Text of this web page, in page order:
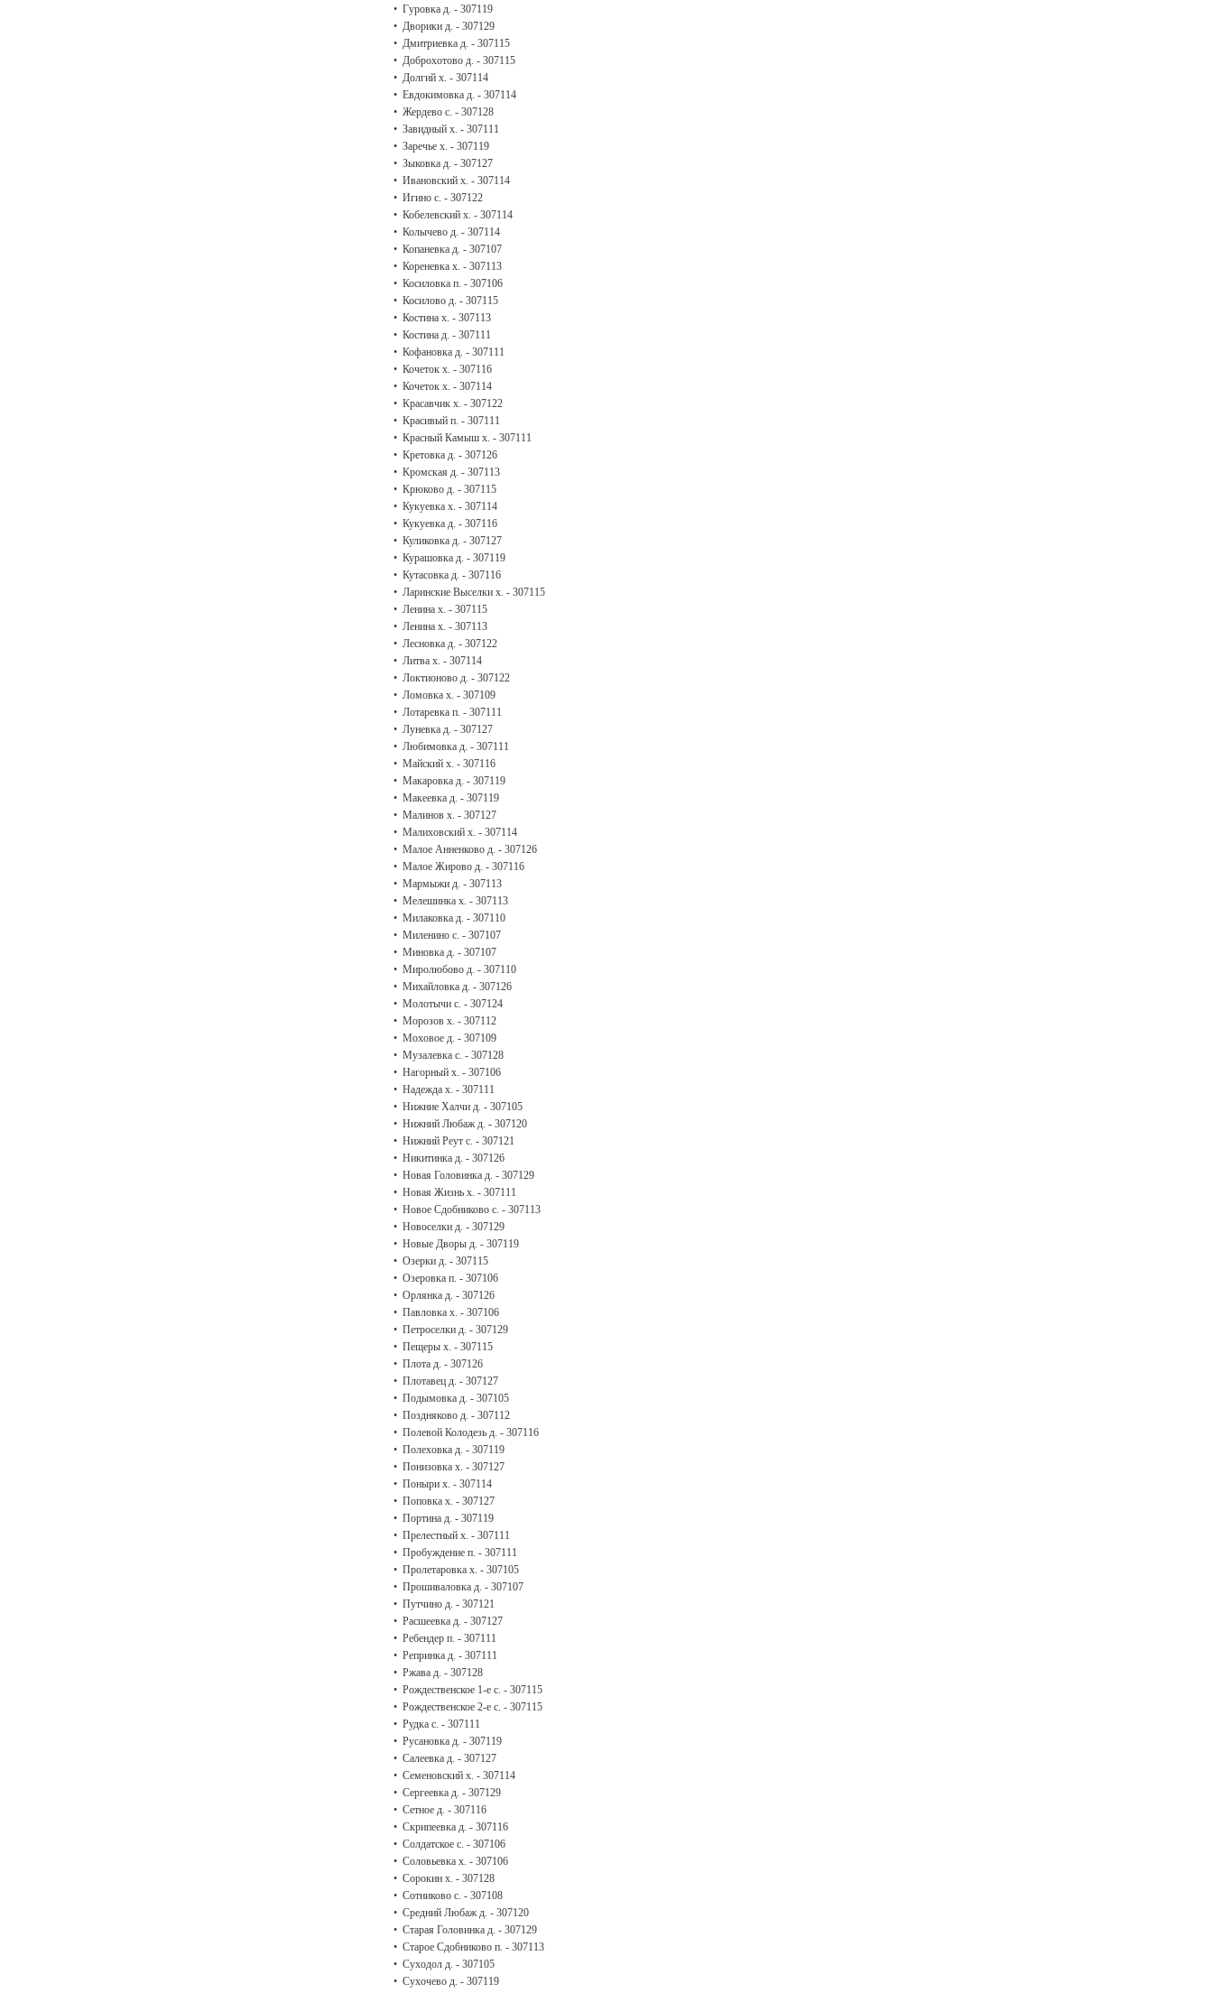
Гуровка д. - 307119
Дворики д. - 307129
Дмитриевка д. - 307115
Доброхотово д. - 307115
Долгий х. - 307114
Евдокимовка д. - 307114
Жердево с. - 307128
Завидный х. - 307111
Заречье х. - 307119
Зыковка д. - 307127
Ивановский х. - 307114
Игино с. - 307122
Кобелевский х. - 307114
Колычево д. - 307114
Копаневка д. - 307107
Кореневка х. - 307113
Косиловка п. - 307106
Косилово д. - 307115
Костина х. - 307113
Костина д. - 307111
Кофановка д. - 307111
Кочеток х. - 307116
Кочеток х. - 307114
Красавчик х. - 307122
Красивый п. - 307111
Красный Камыш х. - 307111
Кретовка д. - 307126
Кромская д. - 307113
Крюково д. - 307115
Кукуевка х. - 307114
Кукуевка д. - 307116
Куликовка д. - 307127
Курашовка д. - 307119
Кутасовка д. - 307116
Ларинские Выселки х. - 307115
Ленина х. - 307115
Ленина х. - 307113
Лесновка д. - 307122
Литва х. - 307114
Локтионово д. - 307122
Ломовка х. - 307109
Лотаревка п. - 307111
Луневка д. - 307127
Любимовка д. - 307111
Майский х. - 307116
Макаровка д. - 307119
Макеевка д. - 307119
Малинов х. - 307127
Малиховский х. - 307114
Малое Анненково д. - 307126
Малое Жирово д. - 307116
Мармыжи д. - 307113
Мелешинка х. - 307113
Милаковка д. - 307110
Миленино с. - 307107
Миновка д. - 307107
Миролюбово д. - 307110
Михайловка д. - 307126
Молотычи с. - 307124
Морозов х. - 307112
Моховое д. - 307109
Музалевка с. - 307128
Нагорный х. - 307106
Надежда х. - 307111
Нижние Халчи д. - 307105
Нижний Любаж д. - 307120
Нижний Реут с. - 307121
Никитинка д. - 307126
Новая Головинка д. - 307129
Новая Жизнь х. - 307111
Новое Сдобниково с. - 307113
Новоселки д. - 307129
Новые Дворы д. - 307119
Озерки д. - 307115
Озеровка п. - 307106
Орлянка д. - 307126
Павловка х. - 307106
Петроселки д. - 307129
Пещеры х. - 307115
Плота д. - 307126
Плотавец д. - 307127
Подымовка д. - 307105
Поздняково д. - 307112
Полевой Колодезь д. - 307116
Полеховка д. - 307119
Понизовка х. - 307127
Поныри х. - 307114
Поповка х. - 307127
Портина д. - 307119
Прелестный х. - 307111
Пробуждение п. - 307111
Пролетаровка х. - 307105
Прошиваловка д. - 307107
Путчино д. - 307121
Расшеевка д. - 307127
Ребендер п. - 307111
Репринка д. - 307111
Ржава д. - 307128
Рождественское 1-е с. - 307115
Рождественское 2-е с. - 307115
Рудка с. - 307111
Русановка д. - 307119
Салеевка д. - 307127
Семеновский х. - 307114
Сергеевка д. - 307129
Сетное д. - 307116
Скрипеевка д. - 307116
Солдатское с. - 307106
Соловьевка х. - 307106
Сорокин х. - 307128
Сотниково с. - 307108
Средний Любаж д. - 307120
Старая Головинка д. - 307129
Старое Сдобниково п. - 307113
Суходол д. - 307105
Сухочево д. - 307119